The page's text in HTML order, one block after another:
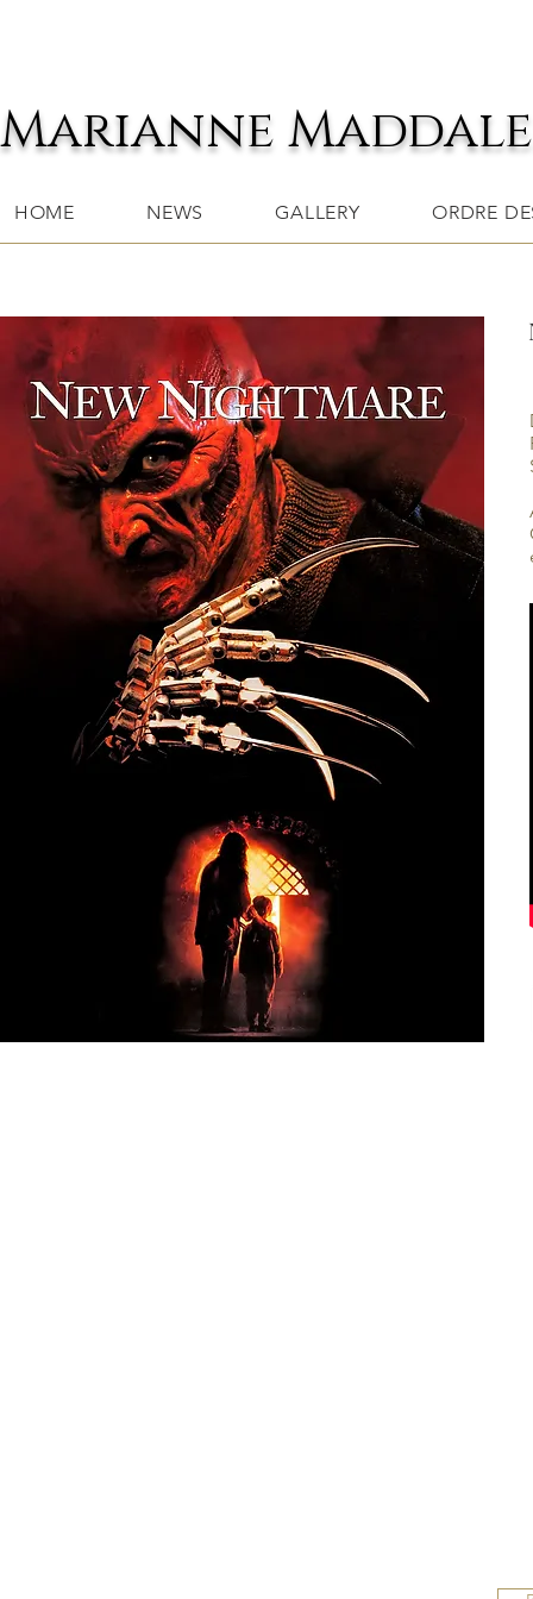
Marianne
HOME NEWS GALLERY ORDRE